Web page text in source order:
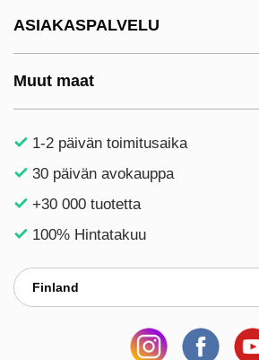
ASIAKASPALVELU
Muut maat
1-2 päivän toimitusaika
30 päivän avokauppa
+30 000 tuotetta
100% Hintatakuu
Finland